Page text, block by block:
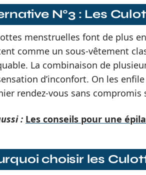
N°3 : Les
menstruelles font de plus
comme un sous-vêtement
La combinaison de
d’inconfort. On les
rendez-vous sans
: Les conseils pour une
choisir les